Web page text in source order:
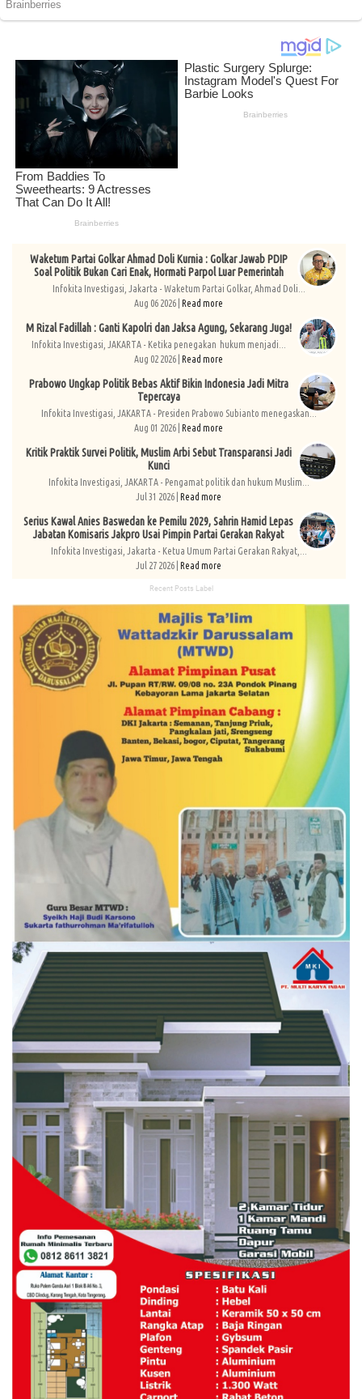
Waketum Partai Golkar Ahmad Doli Kurnia : Golkar Jawab PDIP
Soal Politik Bukan Cari Enak, Hormati Parpol Luar Pemerintah
Infokita Investigasi, Jakarta - Waketum Partai Golkar, Ahmad Doli...
Aug 06 2026 | Read more
M Rizal Fadillah : Ganti Kapolri dan Jaksa Agung, Sekarang Juga!
Infokita Investigasi, JAKARTA - Ketika penegakan hukum menjadi...
Aug 02 2026 | Read more
Prabowo Ungkap Politik Bebas Aktif Bikin Indonesia Jadi Mitra
Tepercaya
Infokita Investigasi, JAKARTA - Presiden Prabowo Subianto menegaskan...
Aug 01 2026 | Read more
Kritik Praktik Survei Politik, Muslim Arbi Sebut Transparansi Jadi
Kunci
Infokita Investigasi, JAKARTA - Pengamat politik dan hukum Muslim...
Jul 31 2026 | Read more
Serius Kawal Anies Baswedan ke Pemilu 2029, Sahrin Hamid Lepas
Jabatan Komisaris Jakpro Usai Pimpin Partai Gerakan Rakyat
Infokita Investigasi, Jakarta - Ketua Umum Partai Gerakan Rakyat,...
Jul 27 2026 | Read more
Recent Posts Label